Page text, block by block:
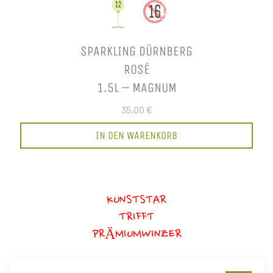
SPARKLING DÜRNBERG
ROSÉ
1.5L – MAGNUM
35,00 €
IN DEN WARENKORB
KUNSTSTAR
TRIFFT
PRÄMIUMWINZER